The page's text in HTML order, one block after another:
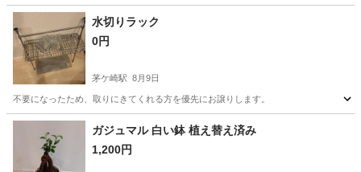
水切りラック
0円
茅ケ崎駅 8月9日
不要になったため、取りにきてくれる方を優先にお譲りします。
神奈川 茅ヶ崎市 家庭用品 水切り
ガジュマル 白い鉢 植え替え済み
1,200円